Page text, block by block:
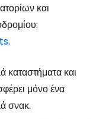
και
.
καταστήματα και
μόνο ένα
σνακ.